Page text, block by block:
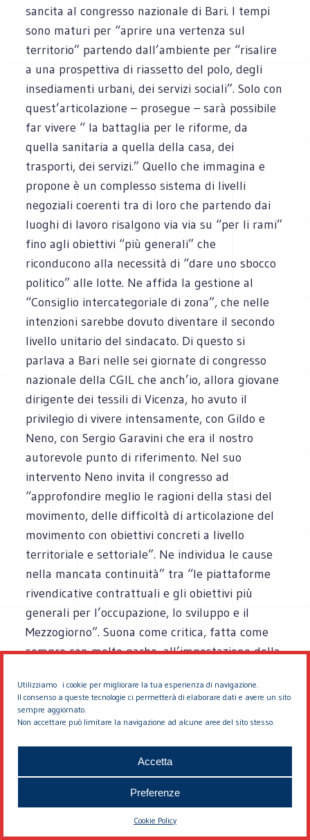
Utilizziamo i cookie per migliorare la tua esperienza di navigazione.
Il consenso a queste tecnologie ci permetterà di elaborare dati e avere un sito
sempre aggiornato.
Non accettare può limitare la navigazione ad alcune aree del sito stesso.
Accetta
Preferenze
Cookie Policy
sancita al congresso nazionale di Bari. I tempi
sono maturi per “aprire una vertenza sul
territorio” partendo dall’ambiente per “risalire
a una prospettiva di riassetto del polo, degli
insediamenti urbani, dei servizi sociali”. Solo con
quest’articolazione – prosegue – sarà possibile
far vivere “ la battaglia per le riforme, da
quella sanitaria a quella della casa, dei
trasporti, dei servizi.” Quello che immagina e
propone è un complesso sistema di livelli
negoziali coerenti tra di loro che partendo dai
luoghi di lavoro risalgono via via su “per li rami”
fino agli obiettivi “più generali” che
riconducono alla necessità di “dare uno sbocco
politico” alle lotte. Ne affida la gestione al
“Consiglio intercategoriale di zona”, che nelle
intenzioni sarebbe dovuto diventare il secondo
livello unitario del sindacato. Di questo si
parlava a Bari nelle sei giornate di congresso
nazionale della CGIL che anch’io, allora giovane
dirigente dei tessili di Vicenza, ho avuto il
privilegio di vivere intensamente, con Gildo e
Neno, con Sergio Garavini che era il nostro
autorevole punto di riferimento. Nel suo
intervento Neno invita il congresso ad
“approfondire meglio le ragioni della stasi del
movimento, delle difficoltà di articolazione del
movimento con obiettivi concreti a livello
territoriale e settoriale”. Ne individua le cause
nella mancata continuità” tra “le piattaforme
rivendicative contrattuali e gli obiettivi più
generali per l’occupazione, lo sviluppo e il
Mezzogiorno”. Suona come critica, fatta come
sempre con molto garbo, all’impostazione della
“la necessità di non scindere la proposta
politica da un grande movimento di massa che
ne costituisca il segno politico” che va costruito
subito con “l’obiettivo di una risposta
immediata e non episodica contro l’attacco al
potere d’acquisto dei salari scatenato
attraverso la manovra inflazionistica”. Inoltre
invita a far marciare la strategia delle riforme